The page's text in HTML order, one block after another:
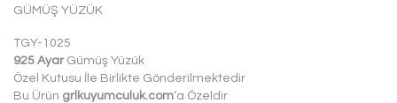
GÜMÜŞ YÜZÜK
TGY-1025
925 Ayar Gümüş Yüzük
Özel Kutusu İle Birlikte Gönderilmektedir
Bu Ürün grlkuyumculuk.com‘a Özeldir